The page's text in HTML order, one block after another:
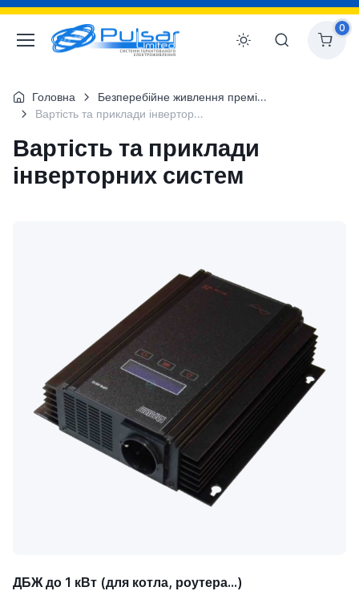
0
Головна
Безперебійне живлення преміум-класу для об`єктів будівництв
Вартість та приклади інверторних систем
Вартість та приклади
інверторних систем
ДБЖ до 1 кВт (для котла, роутера...)